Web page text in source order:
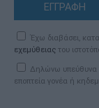
ΕΓΓΡΑΦΗ
Έχω διαβάσει,
εχεμύθειας του
Δηλώνω υπεύθυνα
εποπτεία γονέα ή